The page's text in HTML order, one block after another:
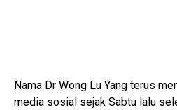
Nama Dr Wong Lu Yang terus
media sosial sejak Sabtu lalu